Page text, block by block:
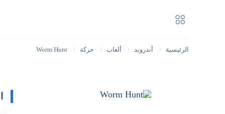
الرئيسية أندرويد ألعاب حركة Worm Hunt